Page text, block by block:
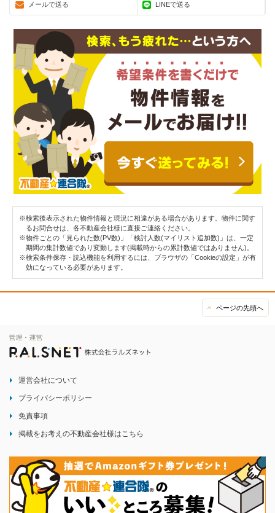
メールで送る LINEで送る
※検索後表示された物件情報と現況に相違がある場合があります。物件に関す
るお問合せは、各不動産会社様に直接ご連絡ください。
※物件ごとの「見られた数(PV数)」「検討人数(マイリスト追加数)」は、一定
期間の集計数値であり変動します(掲載時からの累計数値ではありません)。
※検索条件保存・読込機能を利用するには、ブラウザの「Cookieの設定」が有
効になっている必要があります。
ページの先頭へ
運営会社について
プライバシーポリシー
免責事項
掲載をお考えの不動産会社様はこちら